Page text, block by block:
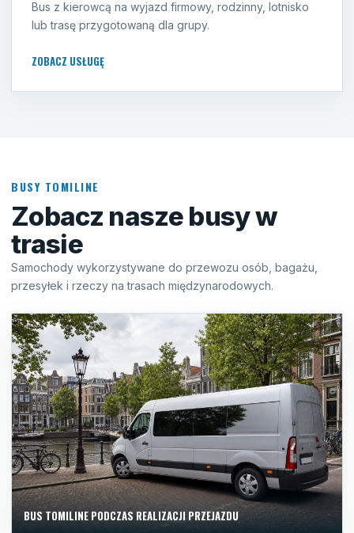
Bus z kierowcą na wyjazd firmowy, rodzinny, lotnisko
lub trasę przygotowaną dla grupy.
ZOBACZ USŁUGĘ
BUSY TOMILINE
Zobacz nasze busy w
trasie
Samochody wykorzystywane do przewozu osób, bagażu,
przesyłek i rzeczy na trasach międzynarodowych.
BUS TOMILINE PODCZAS REALIZACJI PRZEJAZDU